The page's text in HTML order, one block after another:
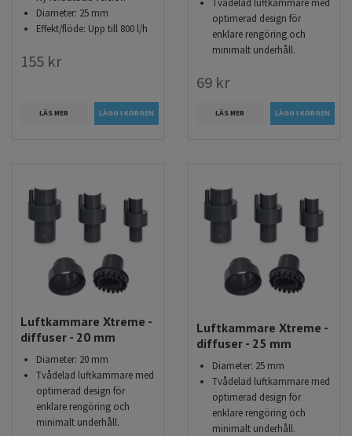
Diameter: 25 mm
Effekt/flöde: Upp till 800 l/h
155 kr
LÄS MER
optimerad design för
enklare rengöring och
minimalt underhåll.
69 kr
LÄS MER
Luftkammare Xtreme -
diffuser - 20 mm
Diameter: 20 mm
Tvådelad luftkammare med
optimerad design för
enklare rengöring och
minimalt underhåll.
Luftkammare Xtreme -
diffuser - 25 mm
Diameter: 25 mm
Tvådelad luftkammare med
optimerad design för
enklare rengöring och
minimalt underhåll.